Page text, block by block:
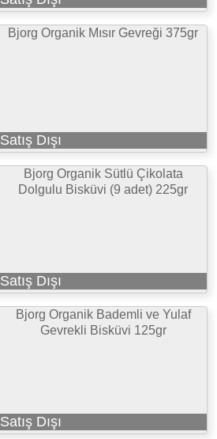
Bjorg Organik Mısır Gevreği 375gr
Satış Dışı
Bjorg Organik Sütlü Çikolata
Dolgulu Bisküvi (9 adet) 225gr
Satış Dışı
Bjorg Organik Bademli ve Yulaf
Gevrekli Bisküvi 125gr
Satış Dışı